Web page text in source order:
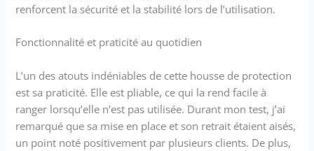
renforcent la sécurité et la stabilité lors de l’utilisation.
Fonctionnalité et praticité au quotidien
L’un des atouts indéniables de cette housse de protection
est sa praticité. Elle est pliable, ce qui la rend facile à
ranger lorsqu’elle n’est pas utilisée. Durant mon test, j’ai
remarqué que sa mise en place et son retrait étaient aisés,
un point noté positivement par plusieurs clients. De plus,